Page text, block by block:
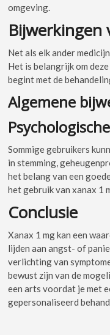
omgeving.
Bijwerkingen
Net als elk ander
Het is belangrijk om
begint met de
Algemene
Sommige gebruikers
in stemming,
het belang van een
het gebruik van xanax 1
Conclusie
Xanax 1 mg kan een
lijden aan angst- of
verlichting van
bewust zijn van de
een arts voordat je met
gepersonaliseerd